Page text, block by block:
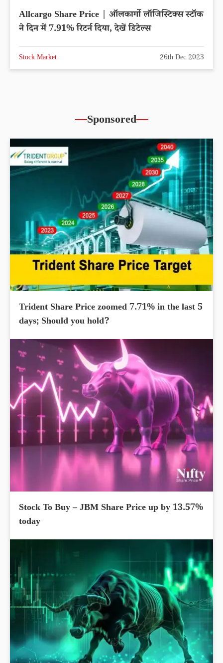
Allcargo Share Price | ऑलकार्गो लॉजिस्टिक्स स्टॉक
ने दिन में 7.91% रिटर्न दिया, देखें डिटेल्स
Stock Market 26th Dec 2023
Sponsored
Trident Share Price zoomed 7.71% in the last 5
days; Should you hold?
Stock To Buy – JBM Share Price up by 13.57%
today